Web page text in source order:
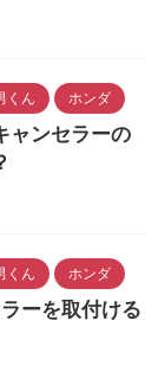
くん ホンダ
ャンセラーの
くん ホンダ
ーを取付ける